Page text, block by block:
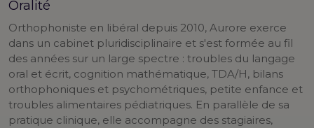
Oralité
Orthophoniste en libéral depuis 2010, Aurore exerce
dans un cabinet pluridisciplinaire et s'est formée au fil
des années sur un large spectre : troubles du langage
oral et écrit, cognition mathématique, TDA/H, bilans
orthophoniques et psychométriques, petite enfance et
troubles alimentaires pédiatriques. En parallèle de sa
pratique clinique, elle accompagne des stagiaires,